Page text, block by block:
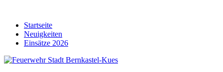
contentStartseite
Neuigkeiten
Einsätze 2026